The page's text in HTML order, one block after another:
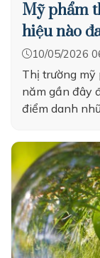
Mỹ phẩm
hiệu nào
10/05/2026
Thị trường
năm gần đây
điểm danh